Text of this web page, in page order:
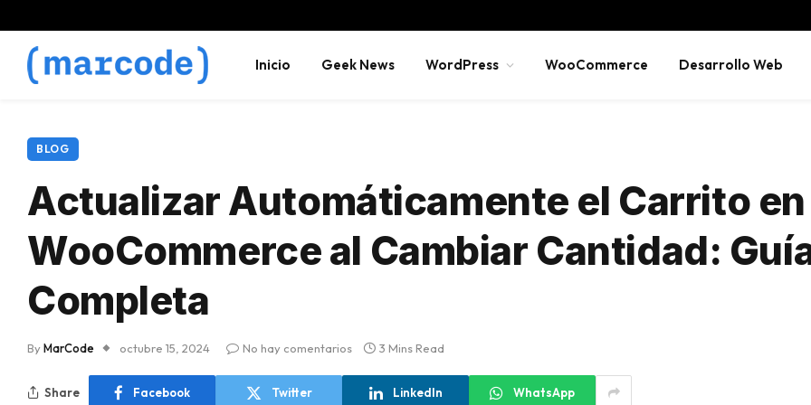
Inicio Geek News WordPress WooCommerce Desarrollo Web
BLOG
Actualizar Automáticamente el Carrito en
WooCommerce al Cambiar Cantidad:
Completa
ByMarCode octubre 15, 2024 No hay comentarios 3 Mins Read
Share Facebook Twitter LinkedIn WhatsApp